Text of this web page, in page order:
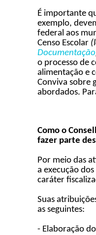
É importante
exemplo,
federal aos
Censo Escolar
Documentação
o processo de
alimentação e
Conviva sobre
abordados.
Como o
fazer parte
Por meio das
a execução
caráter
Suas
as seguintes:
- Elaboração